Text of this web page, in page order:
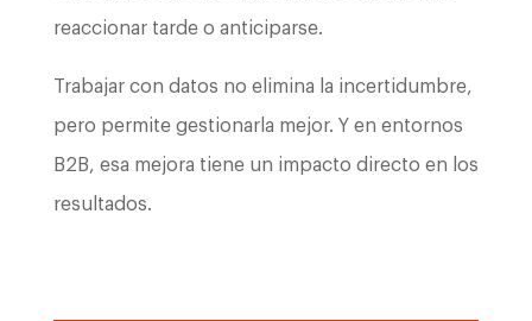
reaccionar tarde o anticiparse.
Trabajar con datos no elimina la incertidumbre,
pero permite gestionarla mejor. Y en entornos
B2B, esa mejora tiene un impacto directo en los
resultados.